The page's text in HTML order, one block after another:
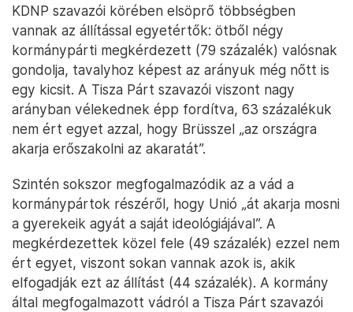
KDNP szavazói körében elsöprő többségben
vannak az állítással egyetértők: ötből négy
kormánypárti megkérdezett (79 százalék) valósnak
gondolja, tavalyhoz képest az arányuk még nőtt is
egy kicsit. A Tisza Párt szavazói viszont nagy
arányban vélekednek épp fordítva, 63 százalékuk
nem ért egyet azzal, hogy Brüsszel „az országra
akarja erőszakolni az akaratát”.
Szintén sokszor megfogalmazódik az a vád a
kormánypártok részéről, hogy Unió „át akarja mosni
a gyerekeik agyát a saját ideológiájával”. A
megkérdezettek közel fele (49 százalék) ezzel nem
ért egyet, viszont sokan vannak azok is, akik
elfogadják ezt az állítást (44 százalék). A kormány
által megfogalmazott vádról a Tisza Párt szavazói